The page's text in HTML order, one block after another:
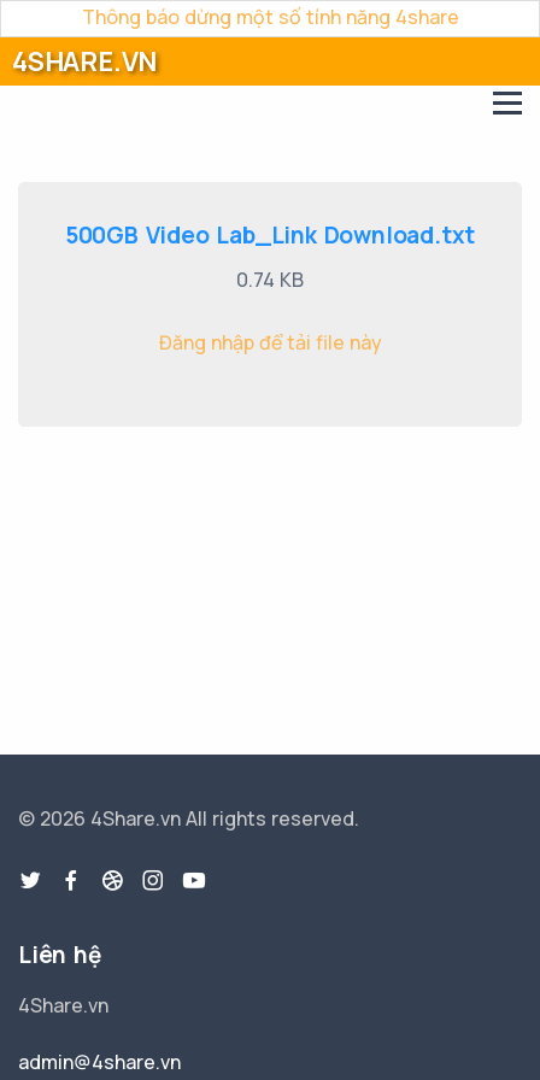
Thông báo dừng một số tính năng 4share
4SHARE.VN
500GB Video Lab_Link Download.txt
0.74 KB
Đăng nhập để tải file này
© 2026 4Share.vnAll rights reserved.
Liên hệ
4Share.vn
admin@4share.vn